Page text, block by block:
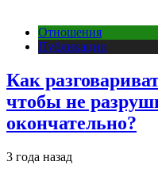
Отношения
Публикации
Как
чтобы не
окончательно?
3 года назад